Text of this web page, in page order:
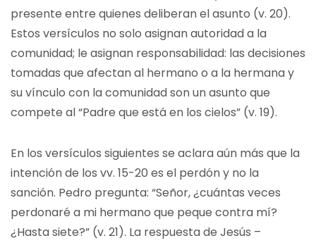
presente entre quienes deliberan el asunto (v. 20).
Estos versículos no solo asignan autoridad a la
comunidad; le asignan responsabilidad: las decisiones
tomadas que afectan al hermano o a la hermana y
su vínculo con la comunidad son un asunto que
compete al “Padre que está en los cielos” (v. 19).
En los versículos siguientes se aclara aún más que la
intención de los vv. 15-20 es el perdón y no la
sanción. Pedro pregunta: “Señor, ¿cuántas veces
perdonaré a mi hermano que peque contra mí?
¿Hasta siete?” (v. 21). La respuesta de Jesús –